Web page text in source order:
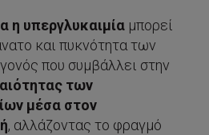
η υπεργλυκαιμία μπορεί
και πυκνότητα των
που συμβάλλει στην
των
μέσα στον
, αλλάζοντας το φραγμό